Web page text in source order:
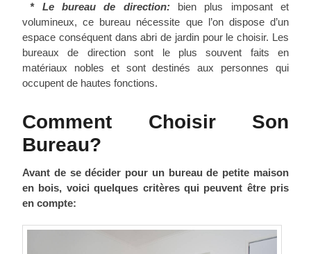
* Le bureau de direction:
bien plus imposant et
volumineux, ce bureau nécessite que l’on dispose d’un
espace conséquent dans abri de jardin pour le choisir. Les
bureaux de direction sont le plus souvent faits en
matériaux nobles et sont destinés aux personnes qui
occupent de hautes fonctions.
Comment Choisir Son
Bureau?
Avant de se décider pour un bureau de petite maison
en bois, voici quelques critères qui peuvent être pris
en compte: